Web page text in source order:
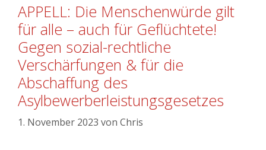
APPELL: Die Menschenwürde gilt
für alle – auch für Geflüchtete!
Gegen sozial-rechtliche
Verschärfungen & für die
Abschaffung des
Asylbewerberleistungsgesetzes
1. November 2023 von Chris